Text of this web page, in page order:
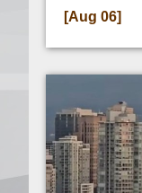
[Aug 06]